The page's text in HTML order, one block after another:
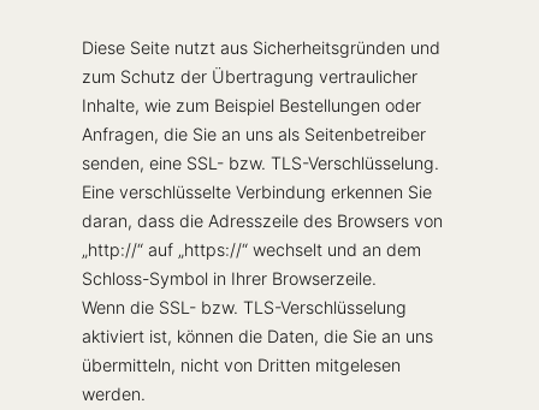
Diese Seite nutzt aus Sicherheitsgründen und
zum Schutz der Übertragung vertraulicher
Inhalte, wie zum Beispiel Bestellungen oder
Anfragen, die Sie an uns als Seitenbetreiber
senden, eine SSL- bzw. TLS-Verschlüsselung.
Eine verschlüsselte Verbindung erkennen Sie
daran, dass die Adresszeile des Browsers von
„http://“ auf „https://“ wechselt und an dem
Schloss-Symbol in Ihrer Browserzeile.
Wenn die SSL- bzw. TLS-Verschlüsselung
aktiviert ist, können die Daten, die Sie an uns
übermitteln, nicht von Dritten mitgelesen
werden.